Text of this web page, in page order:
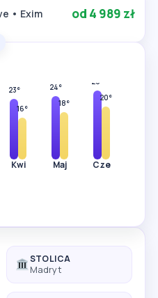
• Exim
od 4 989 zł
23°
16°
Kwi
24°
18°
Maj
26°
20°
Cze
STOLICA
Madryt